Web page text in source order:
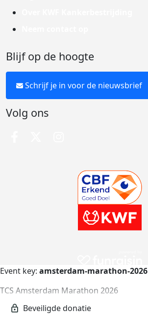
Blijf op de hoogte
Schrijf je in voor de nieuwsbrief
Volg ons
Event key: amsterdam-marathon-2026
TCS Amsterdam Marathon 2026
amsterdam-marathon-2026